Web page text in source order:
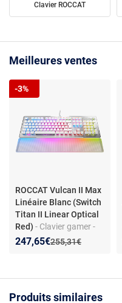
Clavier ROCCAT
Meilleures ventes
ROCCAT Vulcan II Max
Linéaire Blanc (Switch
Titan II Linear Optical
Red) - Clavier gamer -
interrupteurs optiques
amovible - AZERTY,
Ancien prix :
255,31€
Nouveau prix :
247,65€
Réduction de :
-3%
Produits similaires